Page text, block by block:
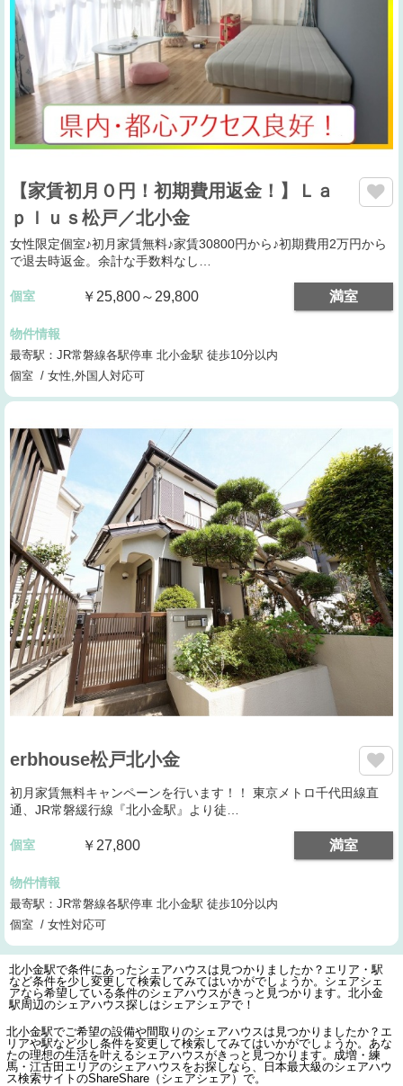
【家賃初月０円！初期費用返金！】Ｌａ
ｐｌｕｓ松戸／北小金
女性限定個室♪初月家賃無料♪家賃30800円から♪初期費用2万円から
で退去時返金。余計な手数料なし…
個室 ￥25,800～29,800 満室
物件情報
最寄駅：JR常磐線各駅停車 北小金駅 徒歩10分以内
個室 / 女性,外国人対応可
erbhouse松戸北小金
初月家賃無料キャンペーンを行います！！ 東京メトロ千代田線直
通、JR常磐緩行線『北小金駅』より徒…
個室 ￥27,800 満室
物件情報
最寄駅：JR常磐線各駅停車 北小金駅 徒歩10分以内
個室 / 女性対応可
北小金駅で条件にあったシェアハウスは見つかりましたか？エリア・駅
など条件を少し変更して検索してみてはいかがでしょうか。シェアシェ
アなら希望している条件のシェアハウスがきっと見つかります。北小金
駅周辺のシェアハウス探しはシェアシェアで！
北小金駅でご希望の設備や間取りのシェアハウスは見つかりましたか？エ
リアや駅など少し条件を変更して検索してみてはいかがでしょうか。あな
たの理想の生活を叶えるシェアハウスがきっと見つかります。成増・練
馬・江古田エリアのシェアハウスをお探しなら、日本最大級のシェアハウ
ス検索サイトのShareShare（シェアシェア）で。